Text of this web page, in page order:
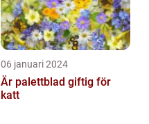
06 januari 2024
Är palettblad giftig för
katt